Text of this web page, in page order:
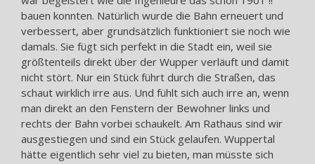
bauen konnten. Natürlich wurde die Bahn erneuert und
verbessert, aber grundsätzlich funktioniert sie noch wie
damals. Sie fügt sich perfekt in die Stadt ein, weil sie
größtenteils direkt über der Wupper verläuft und damit
nicht stört. Nur ein Stück führt durch die Straßen, das
schaut wirklich irre aus. Und fühlt sich auch irre an, wenn
man direkt an den Fenstern der Bewohner links und
rechts der Bahn vorbei schaukelt. Am Rathaus sind wir
ausgestiegen und sind ein Stück gelaufen. Wuppertal
hätte eigentlich sehr viel zu bieten, man müsste sich